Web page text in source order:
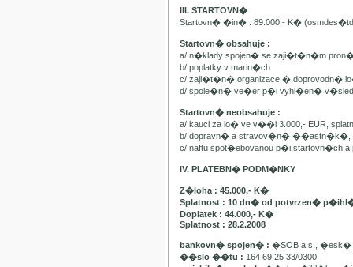
III. STARTOVN�
Startovn� �in� : 89.000,- K�
Startovn� obsahuje :
a/ n�klady spojen� se zaji�t�n�m
b/ poplatky v marin�ch
c/ zaji�t�n� organizace � doprovodn�
d/ spole�n� ve�er p�i vyhl�en�
Startovn� neobsahuje :
a/ kauci za lo� ve v��i 3.000,- EUR,
b/ dopravn� a stravov�n� ��astn�k�,
c/ naftu spot�ebovanou p�i startovn�ch
IV. PLATEBN� PODM�NKY
Z�loha : 45.000,- K�
Splatnost : 10 dn� od potvrzen�
Doplatek : 44.000,- K�
Splatnost : 28.2.2008
bankovn� spojen� : �SOB a.s., �esk�
��slo ��tu : 164 69 25 33/0300